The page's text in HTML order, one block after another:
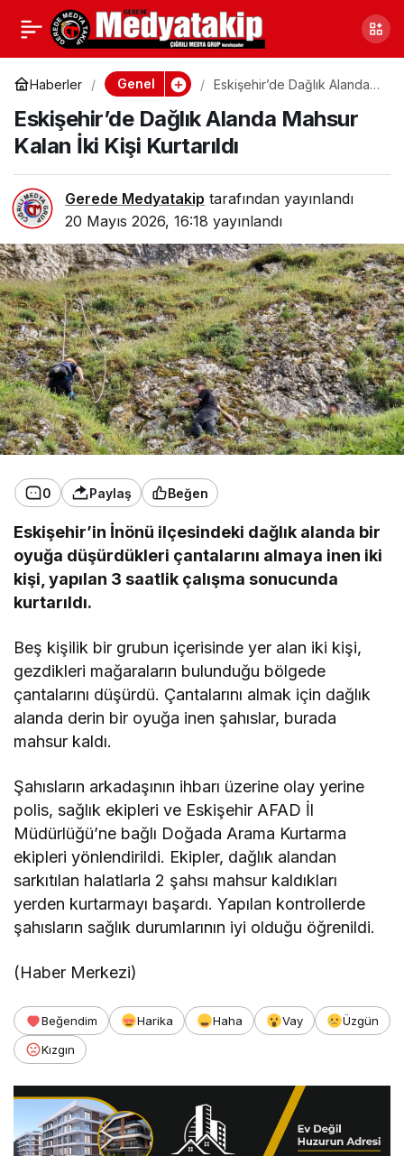
Haberler Genel
Eskişehir’de Dağlık Alanda
Kurtarıldı
Eskişehir’de Dağlık Alanda Mahsur
Kalan İki Kişi Kurtarıldı
Gerede Medyatakip tarafından yayınlandı
20 Mayıs 2026, 16:18 yayınlandı
0 Paylaş Beğen
Eskişehir’in İnönü ilçesindeki dağlık alanda bir
oyuğa düşürdükleri çantalarını almaya inen iki
kişi, yapılan 3 saatlik çalışma sonucunda
kurtarıldı.
Beş kişilik bir grubun içerisinde yer alan iki kişi,
gezdikleri mağaraların bulunduğu bölgede
çantalarını düşürdü. Çantalarını almak için dağlık
alanda derin bir oyuğa inen şahıslar, burada
mahsur kaldı.
Şahısların arkadaşının ihbarı üzerine olay yerine
polis, sağlık ekipleri ve Eskişehir AFAD İl
Müdürlüğü’ne bağlı Doğada Arama Kurtarma
ekipleri yönlendirildi. Ekipler, dağlık alandan
sarkıtılan halatlarla 2 şahsı mahsur kaldıkları
yerden kurtarmayı başardı. Yapılan kontrollerde
şahısların sağlık durumlarının iyi olduğu öğrenildi.
(Haber Merkezi)
Beğendim Harika Haha Vay
Üzgün
Kızgın
Kastamonu İnebolu’da
Heyelan: Ulaşım Felç
Oldu!
Paylaş